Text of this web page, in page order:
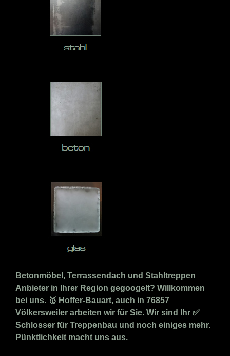
Betonmöbel, Terrassendach und Stahltreppen
Anbieter in Ihrer Region gegoogelt? Willkommen
bei uns. 🥇 Hoffer-Bauart, auch in 76857
Völkersweiler arbeiten wir für Sie. Wir sind Ihr ✅
Schlosser für Treppenbau und noch einiges mehr.
Pünktlichkeit macht uns aus.